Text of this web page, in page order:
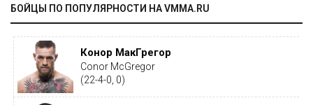
БОЙЦЫ ПО ПОПУЛЯРНОСТИ НА VMMA.RU
Конор МакГрегор
Conor McGregor
(22-4-0, 0)